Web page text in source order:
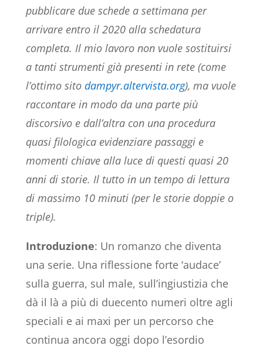
pubblicare due schede a settimana per
arrivare entro il 2020 alla schedatura
completa. Il mio lavoro non vuole sostituirsi
a tanti strumenti già presenti in rete (come
l’ottimo sito dampyr.altervista.org), ma vuole
raccontare in modo da una parte più
discorsivo e dall’altra con una procedura
quasi filologica evidenziare passaggi e
momenti chiave alla luce di questi quasi 20
anni di storie. Il tutto in un tempo di lettura
di massimo 10 minuti (per le storie doppie o
triple).
Introduzione: Un romanzo che diventa
una serie. Una riflessione forte ‘audace’
sulla guerra, sul male, sull’ingiustizia che
dà il là a più di duecento numeri oltre agli
speciali e ai maxi per un percorso che
continua ancora oggi dopo l’esordio